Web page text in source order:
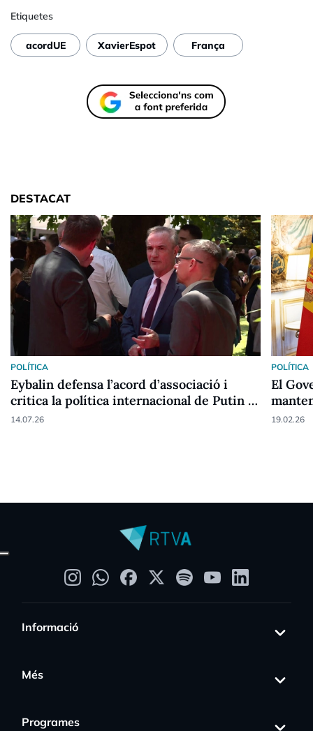
Etiquetes
acordUE XavierEspot França
DESTACAT
POLÍTICA
Eybalin defensa l’acord d’associació i
critica la política internacional de Putin i
Trump
14.07.26
POLÍTICA
El
19.02.26
Informació
Més
Programes